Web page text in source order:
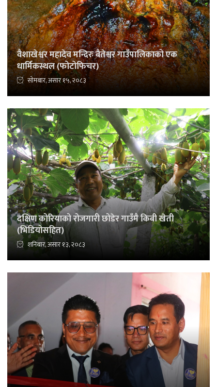
वैशाखेश्वर महादेव मन्दिरः बैतेश्वर गाउँपालिकाको एक
धार्मिकस्थल (फोटोफिचर)
सोमबार, असार १५, २०८३
दक्षिण कोरियाको रोजगारी छोडेर गाउँमै किबी खेती
(भिडियोसहित)
शनिबार, असार १३, २०८३